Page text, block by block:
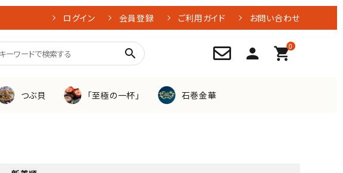
ログイン 会員登録 ご利用ガイド お問い合わせ
search person 0
shopping_cart
つぶ貝 「至極の一杯」 石巻金華